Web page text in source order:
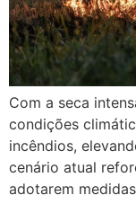
Com a seca
condições
incêndios,
cenário atual
adotarem